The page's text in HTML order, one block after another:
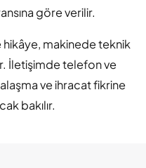
göre verilir.
hikâye, makinede teknik
İletişimde telefon ve
ve ihracat fikrine
bakılır.